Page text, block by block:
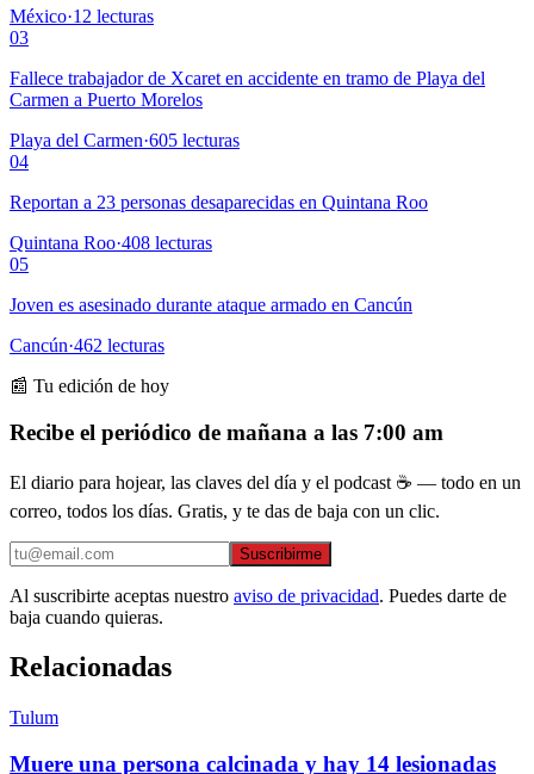
México·12 lecturas
03
Fallece trabajador de Xcaret en accidente en tramo de Playa del
Carmen a Puerto Morelos
Playa del Carmen·605 lecturas
04
Reportan a 23 personas desaparecidas en Quintana Roo
Quintana Roo·408 lecturas
05
Joven es asesinado durante ataque armado en Cancún
Cancún·462 lecturas
📰 Tu edición de hoy
Recibe el periódico de mañana a las 7:00 am
El diario para hojear, las claves del día y el podcast ☕ — todo en un
correo, todos los días. Gratis, y te das de baja con un clic.
Suscribirme
Al suscribirte aceptas nuestro aviso de privacidad. Puedes darte de
baja cuando quieras.
Relacionadas
Tulum
Muere una persona calcinada y hay 14 lesionadas